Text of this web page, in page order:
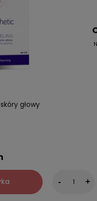
głowy
- +